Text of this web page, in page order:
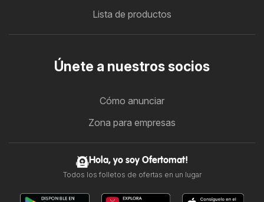
Lista de productos
Únete a nuestros socios
Cómo anunciar
Zona para empresas
Hola, yo soy Ofertomat!
Todos los folletos de ofertas en un lugar